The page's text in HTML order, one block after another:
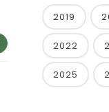
2019
2022
2025